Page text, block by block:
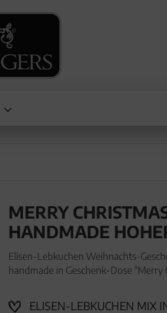
MERRY
HANDMADE
Elisen-Lebkuchen Weihnachts-
handmade in Geschenk-Dose
ELISEN-LEBKUCHEN MIX